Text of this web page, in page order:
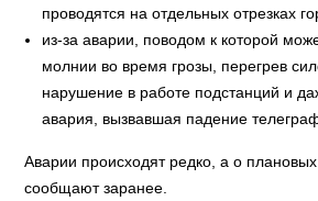
проводятся на отдельных отрезках
из-за аварии, поводом к которой
молнии во время грозы, перегрев
нарушение в работе подстанций и
авария, вызвавшая падение
Аварии происходят редко, а о
сообщают заранее.